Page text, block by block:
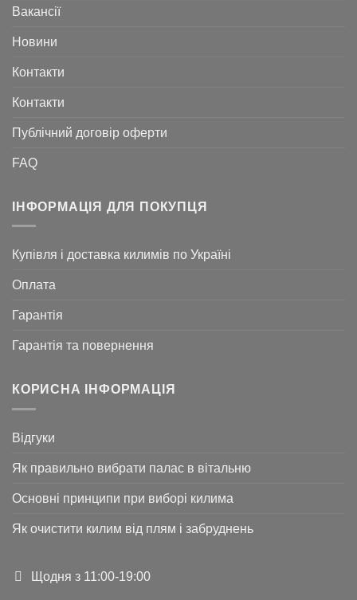
Вакансії
Новини
Контакти
Контакти
Публічний договір оферти
FAQ
ІНФОРМАЦІЯ ДЛЯ ПОКУПЦЯ
Купівля і доставка килимів по Україні
Оплата
Гарантія
Гарантія та повернення
КОРИСНА ІНФОРМАЦІЯ
Відгуки
Як правильно вибрати палас в вітальню
Основні принципи при виборі килима
Як очистити килим від плям і забруднень
Щодня з 11:00-19:00